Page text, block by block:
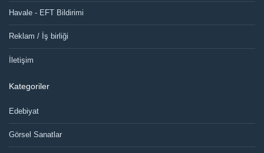
Havale - EFT Bildirimi
Reklam / İş birliği
İletişim
Kategoriler
Edebiyat
Görsel Sanatlar